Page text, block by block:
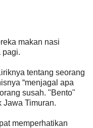
makan nasi
pagi.
tentang seorang
“menjagal apa
susah. "Bento"
Jawa Timuran.
memperhatikan